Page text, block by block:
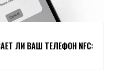
ЛИ ВАШ ТЕЛЕФОН NFC: